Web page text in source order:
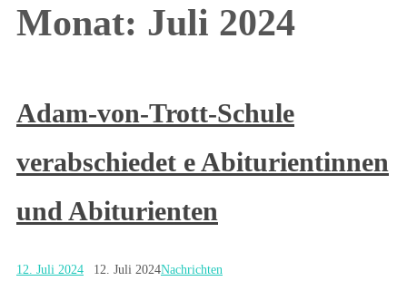
Monat: Juli 2024
Adam-von-Trott-Schule
verabschiedet e Abiturientinnen
und Abiturienten
12. Juli 2024 12. Juli 2024Nachrichten